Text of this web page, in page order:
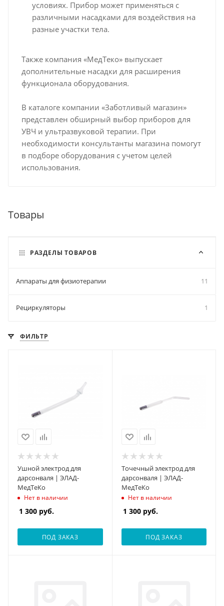
условиях. Прибор может применяться с
различными насадками для воздействия на
разные участки тела.
Также компания «МедТеко» выпускает
дополнительные насадки для расширения
функционала оборудования.
В каталоге компании «Заботливый магазин»
представлен обширный выбор приборов для
УВЧ и ультразвуковой терапии. При
необходимости консультанты магазина помогут
в подборе оборудования с учетом целей
использования.
Товары
РАЗДЕЛЫ ТОВАРОВ
Аппараты для физиотерапии 11
Рециркуляторы 1
ФИЛЬТР
Ушной электрод для
дарсонваля | ЭЛАД-
МедТеКо
Нет в наличии
1 300 руб.
ПОД ЗАКАЗ
Точечный электрод для
дарсонваля | ЭЛАД-
МедТеКо
Нет в наличии
1 300руб.
ПОД ЗАКАЗ